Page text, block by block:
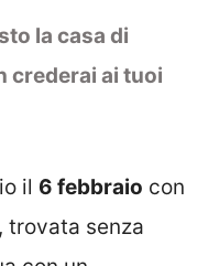
la casa di
crederai ai tuoi
il 6 febbraio con
, trovata senza